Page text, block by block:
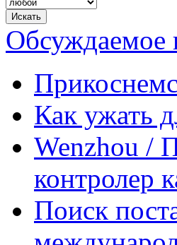
Обсуждаемое
Как ужать
Wenzhou /
контролер
Поиск